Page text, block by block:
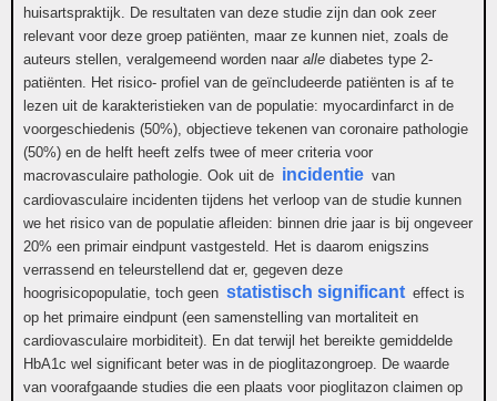
huisartspraktijk. De resultaten van deze studie zijn dan ook zeer
relevant voor deze groep patiënten, maar ze kunnen niet, zoals de
auteurs stellen, veralgemeend worden naar alle diabetes type 2-
patiënten. Het risico- profiel van de geïncludeerde patiënten is af te
lezen uit de karakteristieken van de populatie: myocardinfarct in de
voorgeschiedenis (50%), objectieve tekenen van coronaire pathologie
(50%) en de helft heeft zelfs twee of meer criteria voor
macrovasculaire pathologie. Ook uit de incidentie van
cardiovasculaire incidenten tijdens het verloop van de studie kunnen
we het risico van de populatie afleiden: binnen drie jaar is bij ongeveer
20% een primair eindpunt vastgesteld. Het is daarom enigszins
verrassend en teleurstellend dat er, gegeven deze
hoogrisicopopulatie, toch geen statistisch significant effect is
op het primaire eindpunt (een samenstelling van mortaliteit en
cardiovasculaire morbiditeit). En dat terwijl het bereikte gemiddelde
HbA1c wel significant beter was in de pioglitazongroep. De waarde
van voorafgaande studies die een plaats voor pioglitazon claimen op